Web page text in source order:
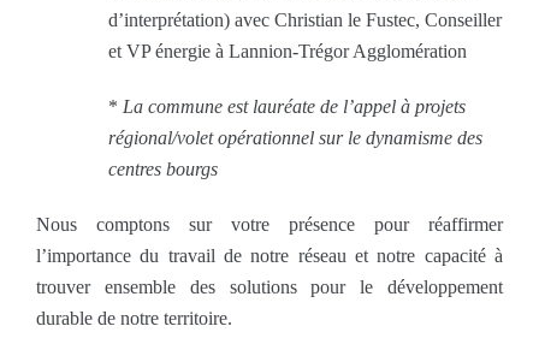
d’interprétation) avec Christian le Fustec, Conseiller
et VP énergie à Lannion-Trégor Agglomération
* La commune est lauréate de l’appel à projets
régional/volet opérationnel sur le dynamisme des
centres bourgs
Nous comptons sur votre présence pour réaffirmer
l’importance du travail de notre réseau et notre capacité à
trouver ensemble des solutions pour le développement
durable de notre territoire.